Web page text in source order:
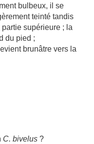
bulbeux, il se
teinté tandis
supérieure ; la
du pied ;
brunâtre vers la
C. bivelus ?